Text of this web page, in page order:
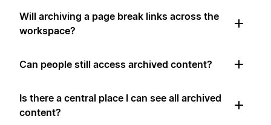
Will archiving a page break links across the
workspace?
Can people still access archived content?
Is there a central place I can see all archived
content?